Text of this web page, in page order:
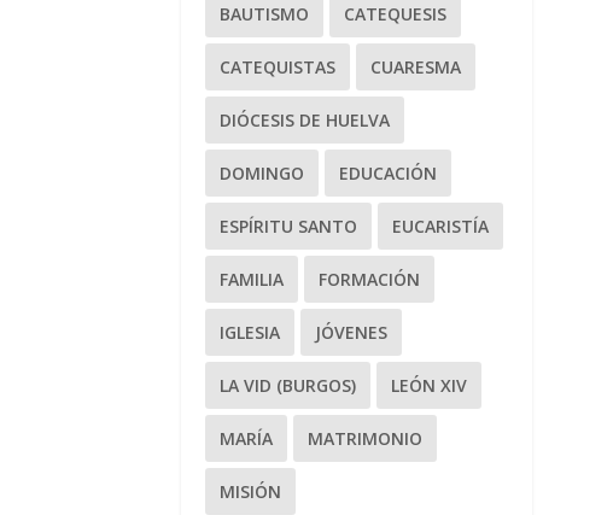
BAUTISMO CATEQUESIS
CATEQUISTAS CUARESMA
DIÓCESIS DE HUELVA
DOMINGO EDUCACIÓN
ESPÍRITU SANTO EUCARISTÍA
FAMILIA FORMACIÓN
IGLESIA JÓVENES
LA VID (BURGOS) LEÓN XIV
MARÍA MATRIMONIO
MISIÓN